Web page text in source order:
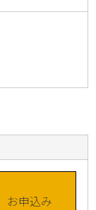
お申込み